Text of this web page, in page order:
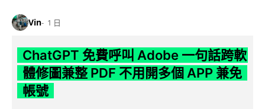
Vin 1 日
ChatGPT 免費呼叫 Adobe 一句話跨軟
體修圖兼整 PDF 不用開多個 APP 兼免
帳號